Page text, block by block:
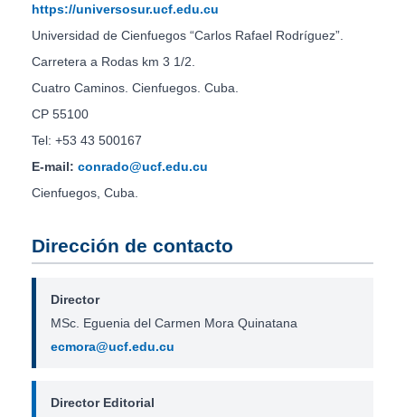
https://universosur.ucf.edu.cu
Universidad de Cienfuegos “Carlos Rafael Rodríguez”.
Carretera a Rodas km 3 1/2.
Cuatro Caminos. Cienfuegos. Cuba.
CP 55100
Tel: +53 43 500167
E-mail: conrado@ucf.edu.cu
Cienfuegos, Cuba.
Dirección de contacto
Director
MSc. Eguenia del Carmen Mora Quinatana
ecmora@ucf.edu.cu
Director Editorial